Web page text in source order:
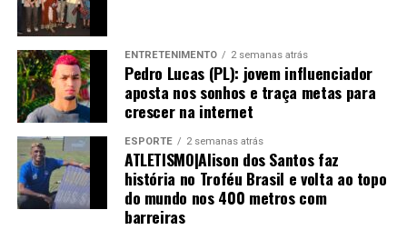
ENTRETENIMENTO 2 semanas atrás
Pedro Lucas (PL): jovem influenciador
aposta nos sonhos e traça metas para
crescer na internet
ESPORTE 2 semanas atrás
ATLETISMO|Alison dos Santos faz
história no Troféu Brasil e volta ao topo
do mundo nos 400 metros com
barreiras